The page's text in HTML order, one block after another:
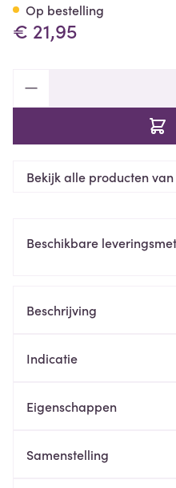
€ 21,95
Op bestelling
Bekijk alle producten van
Beschikbare
Beschrijving
Indicatie
Eigenschappen
Samenstelling